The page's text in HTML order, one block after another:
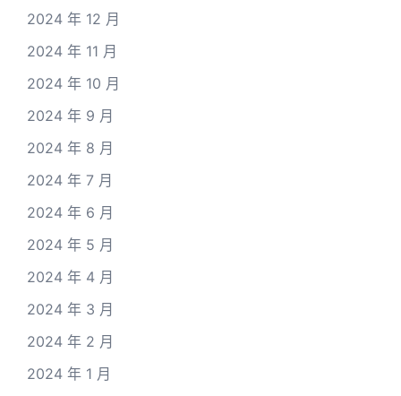
2024 年 12 月
2024 年 11 月
2024 年 10 月
2024 年 9 月
2024 年 8 月
2024 年 7 月
2024 年 6 月
2024 年 5 月
2024 年 4 月
2024 年 3 月
2024 年 2 月
2024 年 1 月